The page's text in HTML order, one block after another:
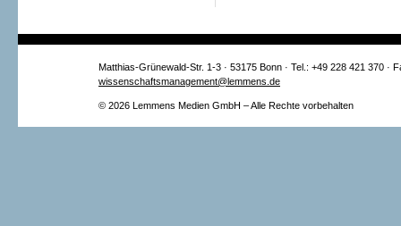
Matthias-Grünewald-Str. 1-3 · 53175 Bonn · Tel.: +49 228 421 370 ·
wissenschaftsmanagement@lemmens.de
© 2026 Lemmens Medien GmbH – Alle Rechte vorbehalten